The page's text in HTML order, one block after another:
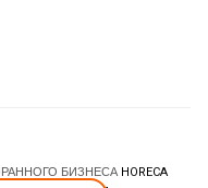
БИЗНЕСА HORECA